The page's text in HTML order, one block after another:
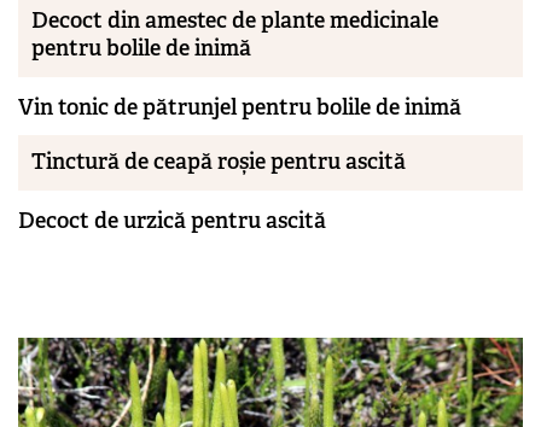
Decoct din amestec de plante medicinale
pentru bolile de inimă
Vin tonic de pătrunjel pentru bolile de inimă
Tinctură de ceapă roșie pentru ascită
Decoct de urzică pentru ascită